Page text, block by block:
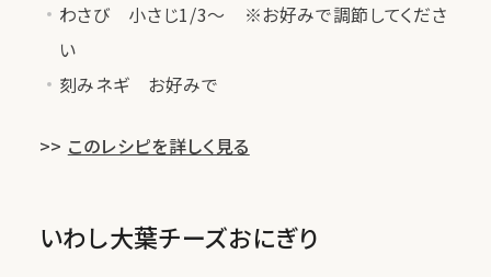
わさび 小さじ1/3〜 ※お好みで調節してくださ
い
刻みネギ お好みで
>> このレシピを詳しく見る
いわし大葉チーズおにぎり